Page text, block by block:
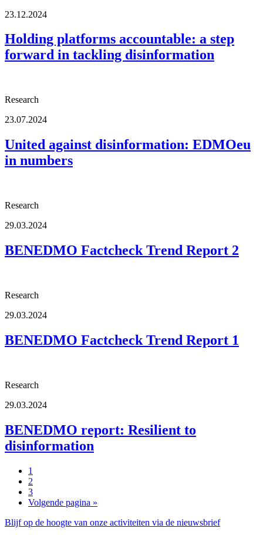
23.12.2024
Holding platforms accountable: a step
forward in tackling disinformation
Research
23.07.2024
United against disinformation: EDMOeu
in numbers
Research
29.03.2024
BENEDMO Factcheck Trend Report 2
Research
29.03.2024
BENEDMO Factcheck Trend Report 1
Research
29.03.2024
BENEDMO report: Resilient to
disinformation
1
2
3
Volgende pagina »
Blijf op de hoogte van onze activiteiten via de nieuwsbrief